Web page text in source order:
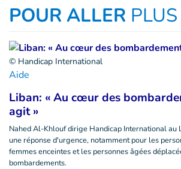
POUR ALLER
© Handicap International
Aide
Liban: « Au cœur des
agit »
Nahed Al-Khlouf dirige Handicap International au
une réponse d'urgence, notamment pour les
femmes enceintes et les personnes âgées
bombardements.